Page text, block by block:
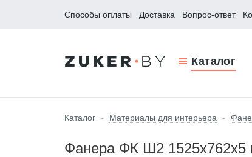
Способы оплаты Доставка Вопрос-ответ
Каталог
Каталог - Материалы для интерьера -
Фанера ФК Ш2 1525х762х5